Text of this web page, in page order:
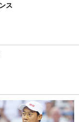
ス